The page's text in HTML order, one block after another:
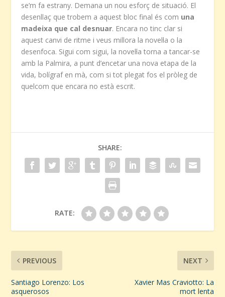
se’m fa estrany. Demana un nou esforç de situació. El
desenllaç que trobem a aquest bloc final és com una
madeixa que cal desnuar. Encara no tinc clar si
aquest canvi de ritme i veus millora la novel·la o la
desenfoca. Sigui com sigui, la novel·la torna a tancar-se
amb la Palmira, a punt d’encetar una nova etapa de la
vida, bolígraf en mà, com si tot plegat fos el pròleg de
quelcom que encara no està escrit.
SHARE:
RATE:
PREVIOUS
Santiago Lorenzo: Los
asquerosos
NEXT
Xavier Mas Craviotto: La
mort lenta